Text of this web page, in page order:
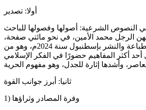
أولا: تصدير
النصوص الشرعية: أصولها وفصولها للباحث
الرجل محمد الأمين، في نحو مائتي صفحة،
عن دار هدهد للطباعة والنشر بإسطنبول سنة 2024م، وهو من
أحد أكثر المفاهيم حضورًا في الفكر الإسلامي
ثانيا: أبرز جوانب القوة
1) وفرة المصادر وثراؤها